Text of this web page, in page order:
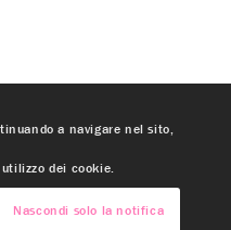
a navigare nel sito,
dei cookie.
Nascondi solo la notifica